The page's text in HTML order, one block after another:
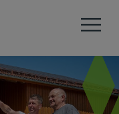
Navigation